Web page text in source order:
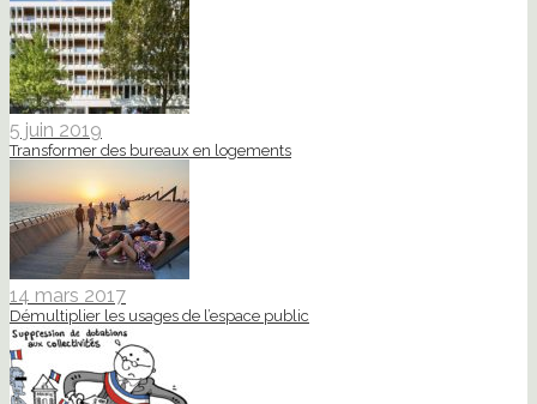
5 juin 2019
Transformer des bureaux en logements
14 mars 2017
Démultiplier les usages de l’espace public